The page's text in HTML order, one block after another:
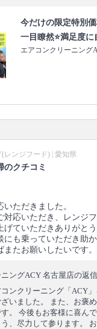
今だけの限定特別
一目瞭然⭐満足度
エアコンクリーニング
レンジフード) | 愛知県
のクチコミ
ただきました。
対応いただき、レンジ
げていただきありがとう
にも乗っていただき助か
たお願いしたいです。
ングACY 名古屋店の返信
ンクリーニング「ACY
いました。 また、お褒
。 今後もお客様に喜ん
、尽力して参ります。